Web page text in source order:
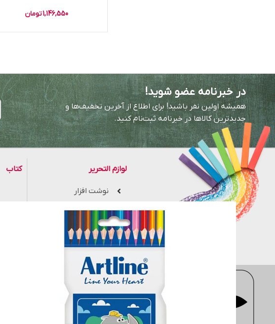
1,146,550تومان
در خبرنامه عضو شوید!
همیشه اولین نفر باشید! برای اطلاع از آخرین تخفیف‌ها و
جدیدترین کالاها در خبرنامه ثبت‌نام کنید.
لوازم التحریر
نوشت افزار
ملزومات دانش آموزی
لوازم اداری
دفتر، کاغذ و مقوا
کتاب
فروشگاه اینترنتیmoderntahrir
با هدف ایجاد
جزء یکی از بزرگ ترین فروشگاه های اینترنتی می باشد.
مهندسی، معماری، هنری، کتاب های کمک آموزشی،
انتخاب کنید. سایتmoderntahrir
در حوزه های